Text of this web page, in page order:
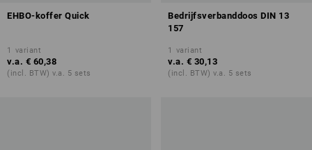
EHBO-koffer Quick
1 variant
v.a. € 60,38
(incl. BTW) v.a. 5 sets
Bedrijfsverbanddoos DIN 13
157
1 variant
v.a. € 30,13
(incl. BTW) v.a. 5 sets